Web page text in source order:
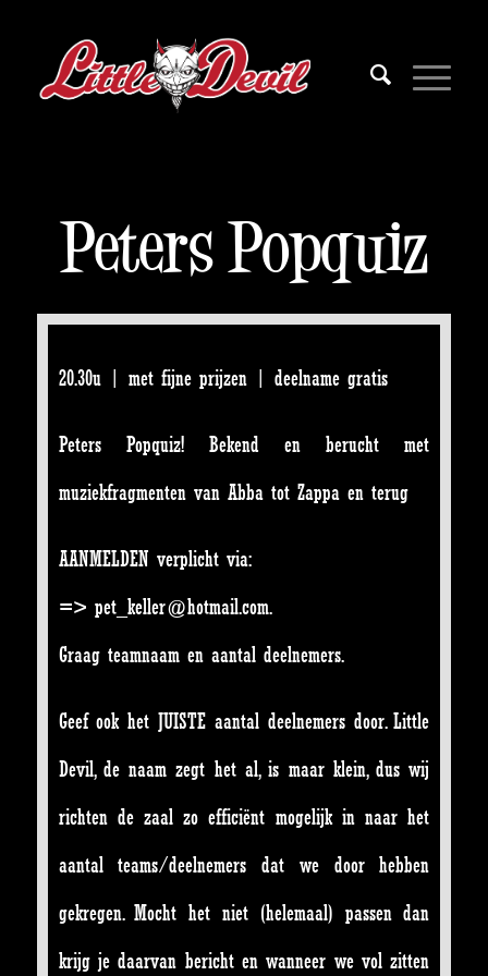
Peters Popquiz
20.30u | met fijne prijzen | deelname gratis
Peters Popquiz! Bekend en berucht met
muziekfragmenten van Abba tot Zappa en terug
AANMELDEN verplicht via:
=> pet_keller@hotmail.com.
Graag teamnaam en aantal deelnemers.
Geef ook het JUISTE aantal deelnemers door. Little
Devil, de naam zegt het al, is maar klein, dus wij
richten de zaal zo efficiënt mogelijk in naar het
aantal teams/deelnemers dat we door hebben
gekregen. Mocht het niet (helemaal) passen dan
krijg je daarvan bericht en wanneer we vol zitten